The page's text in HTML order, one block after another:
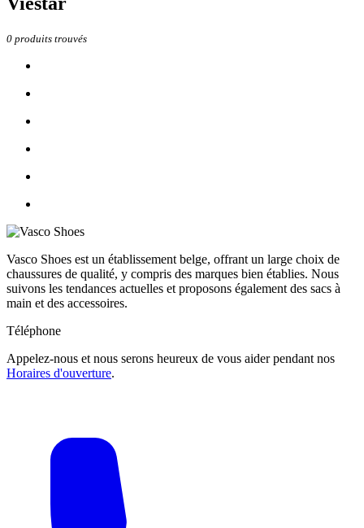
0 produits trouvés
Vasco Shoes est un établissement belge, offrant un large choix de
chaussures de qualité, y compris des marques bien établies. Nous
suivons les tendances actuelles et proposons également des sacs à
main et des accessoires.
Téléphone
Appelez-nous et nous serons heureux de vous aider pendant nos
Horaires d'ouverture.